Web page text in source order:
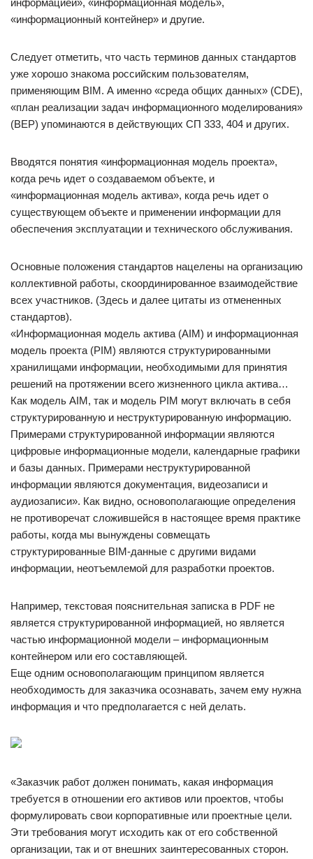
информацией», «информационная модель»,
«информационный контейнер» и другие.
Следует отметить, что часть терминов данных стандартов
уже хорошо знакома российским пользователям,
применяющим BIM. А именно «среда общих данных» (CDE),
«план реализации задач информационного моделирования»
(BEP) упоминаются в действующих СП 333, 404 и других.
Вводятся понятия «информационная модель проекта»,
когда речь идет о создаваемом объекте, и
«информационная модель актива», когда речь идет о
существующем объекте и применении информации для
обеспечения эксплуатации и технического обслуживания.
Основные положения стандартов нацелены на организацию
коллективной работы, скоординированное взаимодействие
всех участников. (Здесь и далее цитаты из отмененных
стандартов).
«Информационная модель актива (AIM) и информационная
модель проекта (PIM) являются структурированными
хранилищами информации, необходимыми для принятия
решений на протяжении всего жизненного цикла актива…
Как модель AIM, так и модель PIM могут включать в себя
структурированную и неструктурированную информацию.
Примерами структурированной информации являются
цифровые информационные модели, календарные графики
и базы данных. Примерами неструктурированной
информации являются документация, видеозаписи и
аудиозаписи». Как видно, основополагающие определения
не противоречат сложившейся в настоящее время практике
работы, когда мы вынуждены совмещать
структурированные BIM-данные с другими видами
информации, неотъемлемой для разработки проектов.
Например, текстовая пояснительная записка в PDF не
является структурированной информацией, но является
частью информационной модели – информационным
контейнером или его составляющей.
Еще одним основополагающим принципом является
необходимость для заказчика осознавать, зачем ему нужна
информация и что предполагается с ней делать.
«Заказчик работ должен понимать, какая информация
требуется в отношении его активов или проектов, чтобы
формулировать свои корпоративные или проектные цели.
Эти требования могут исходить как от его собственной
организации, так и от внешних заинтересованных сторон.